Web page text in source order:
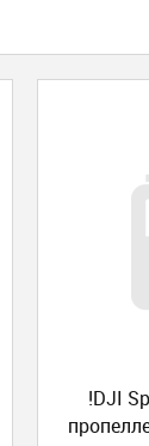
!DJI